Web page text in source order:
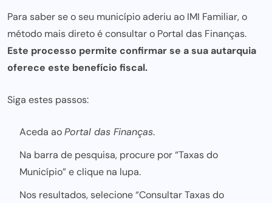
Para saber se o seu município aderiu ao IMI Familiar, o
método mais direto é consultar o Portal das Finanças.
Este processo permite confirmar se a sua autarquia
oferece este benefício fiscal.
Siga estes passos:
Aceda aoPortal das Finanças.
Na barra de pesquisa, procure por “Taxas do
Município” e clique na lupa.
Nos resultados, selecione “Consultar Taxas do